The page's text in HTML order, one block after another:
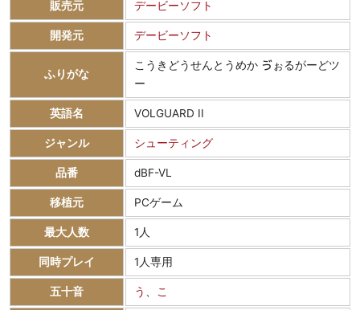
販売元 デービーソフト
開発元 デービーソフト
ふりがな
こうきどうせんとうめか ゔぉるがーどツ
ー
英語名 VOLGUARD II
ジャンル シューティング
品番 dBF-VL
移植元 PCゲーム
最大人数 1人
同時プレイ 1人専用
五十音 う こ